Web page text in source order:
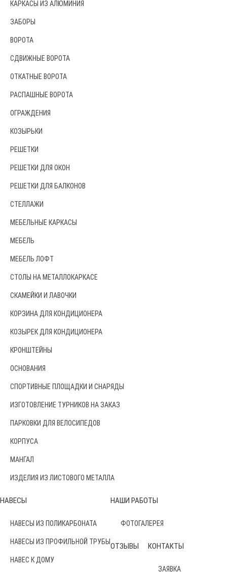
КАРКАСЫ ИЗ АЛЮМИНИЯ
ЗАБОРЫ
ВОРОТА
СДВИЖНЫЕ ВОРОТА
ОТКАТНЫЕ ВОРОТА
РАСПАШНЫЕ ВОРОТА
ОГРАЖДЕНИЯ
КОЗЫРЬКИ
РЕШЕТКИ
РЕШЕТКИ ДЛЯ ОКОН
РЕШЕТКИ ДЛЯ БАЛКОНОВ
СТЕЛЛАЖИ
МЕБЕЛЬНЫЕ КАРКАСЫ
МЕБЕЛЬ
МЕБЕЛЬ ЛОФТ
СТОЛЫ НА МЕТАЛЛОКАРКАСЕ
СКАМЕЙКИ И ЛАВОЧКИ
КОРЗИНА ДЛЯ КОНДИЦИОНЕРА
КОЗЫРЕК ДЛЯ КОНДИЦИОНЕРА
КРОНШТЕЙНЫ
ОСНОВАНИЯ
СПОРТИВНЫЕ ПЛОЩАДКИ И СНАРЯДЫ
ИЗГОТОВЛЕНИЕ ТУРНИКОВ НА ЗАКАЗ
ПАРКОВКИ ДЛЯ ВЕЛОСИПЕДОВ
КОРПУСА
МАНГАЛ
ИЗДЕЛИЯ ИЗ ЛИСТОВОГО МЕТАЛЛА
НАВЕСЫ
НАВЕСЫ ИЗ ПОЛИКАРБОНАТА
НАВЕСЫ ИЗ ПРОФИЛЬНОЙ ТРУБЫ
НАВЕС К ДОМУ
НАШИ РАБОТЫ
ФОТОГАЛЕРЕЯ
ОТЗЫВЫ КОНТАКТЫ
ЗАЯВКА